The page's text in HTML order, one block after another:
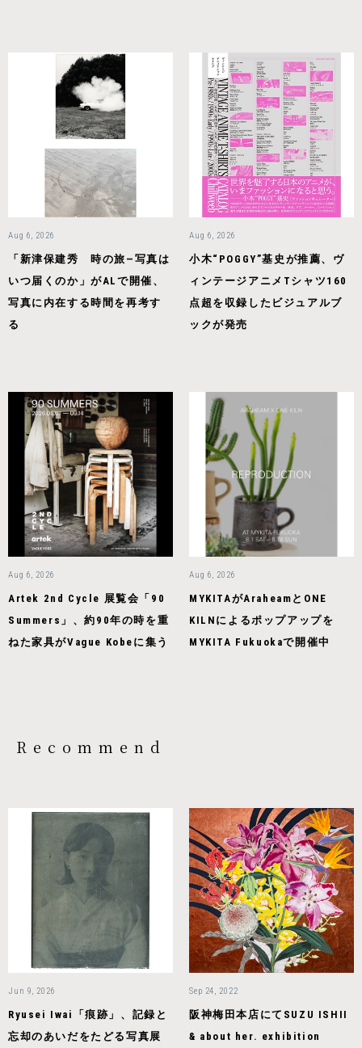
Aug 6, 2026
「新津保建秀 時の旅—写真は
いつ届くのか」がALで開催、
写真に内在する時間を再考す
る
Aug 6, 2026
小木“POGGY”基史が推薦、ヴ
ィンテージアニメTシャツ160
点超を収録したビジュアルブ
ックが発売
Aug 6, 2026
Artek 2nd Cycle 展覧会「90
Summers」、約90年の時を重
ねた家具がVague Kobeに集う
Aug 6, 2026
MYKITAがAraheamとONE
KILNによるポップアップを
MYKITA Fukuokaで開催中
Recommend
Jun 9, 2026
Ryusei Iwai「痕跡」、記録と
忘却のあいだをたどる写真展
Sep 24, 2022
阪神梅田本店にてSUZU ISHII
& about her. exhibition